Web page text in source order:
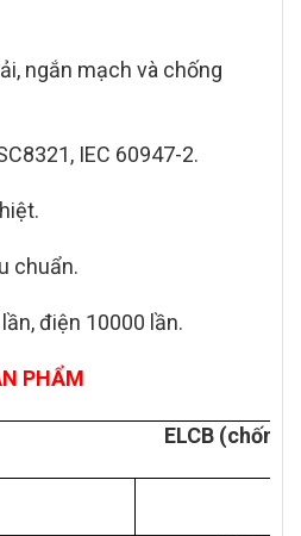
ngắn mạch và chống
IEC 60947-2.
chuẩn.
điện 10000 lần.
PHẨM
ELCB (chống